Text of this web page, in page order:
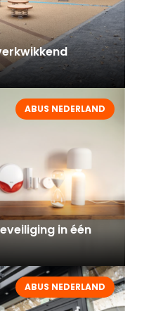
ABUS NEDERLAND
in één
ABUS NEDERLAND